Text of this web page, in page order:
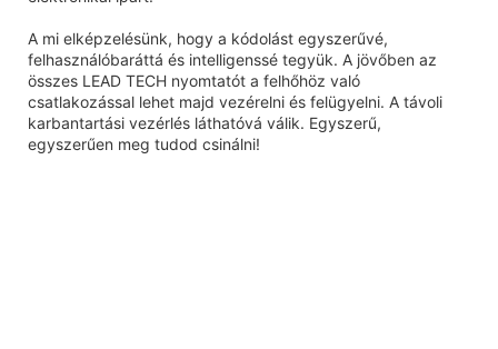
A mi elképzelésünk, hogy a kódolást egyszerűvé,
felhasználóbaráttá és intelligenssé tegyük. A jövőben az
összes LEAD TECH nyomtatót a felhőhöz való
csatlakozással lehet majd vezérelni és felügyelni. A távoli
karbantartási vezérlés láthatóvá válik. Egyszerű,
egyszerűen meg tudod csinálni!